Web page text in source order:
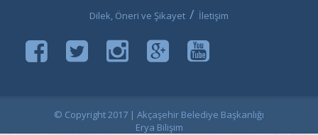
Dilek, Öneri ve Şikayet / İletişim
© Copyright 2017 | Akçaşehir Belediye Başkanlığı
Erya Bilişim